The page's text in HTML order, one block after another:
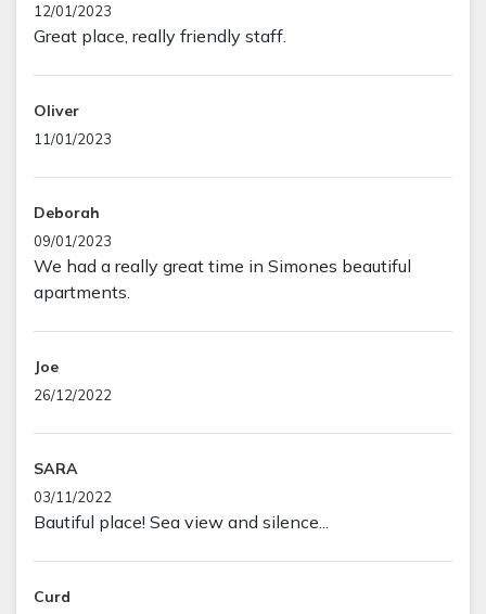
12/01/2023
Great place, really friendly staff.
Oliver
11/01/2023
Deborah
09/01/2023
We had a really great time in Simones beautiful
apartments.
Joe
26/12/2022
SARA
03/11/2022
Bautiful place! Sea view and silence...
Curd